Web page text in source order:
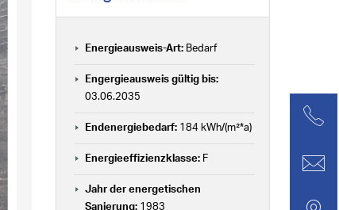
Energieausweis-Art: Bedarf
Engergieausweis gültig bis:
03.06.2035
Endenergiebedarf: 184 kWh/(m²*a)
Energieeffizienzklasse: F
Jahr der energetischen
Sanierung: 1983